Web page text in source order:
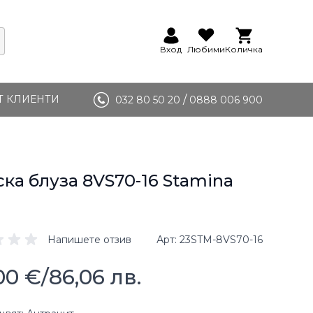
Вход ЛюбимиКоличка
КЛИЕНТИ 032 80 50 20 / 0888 006 900
блуза 8VS70-16 Stamina
Напишете отзив Арт 23STM-8VS70-16
€/86,06 лв.